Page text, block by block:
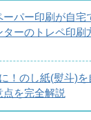
ーパー印刷が自宅
ターのトレペ印刷
！のし紙(熨斗)
点を完全解説